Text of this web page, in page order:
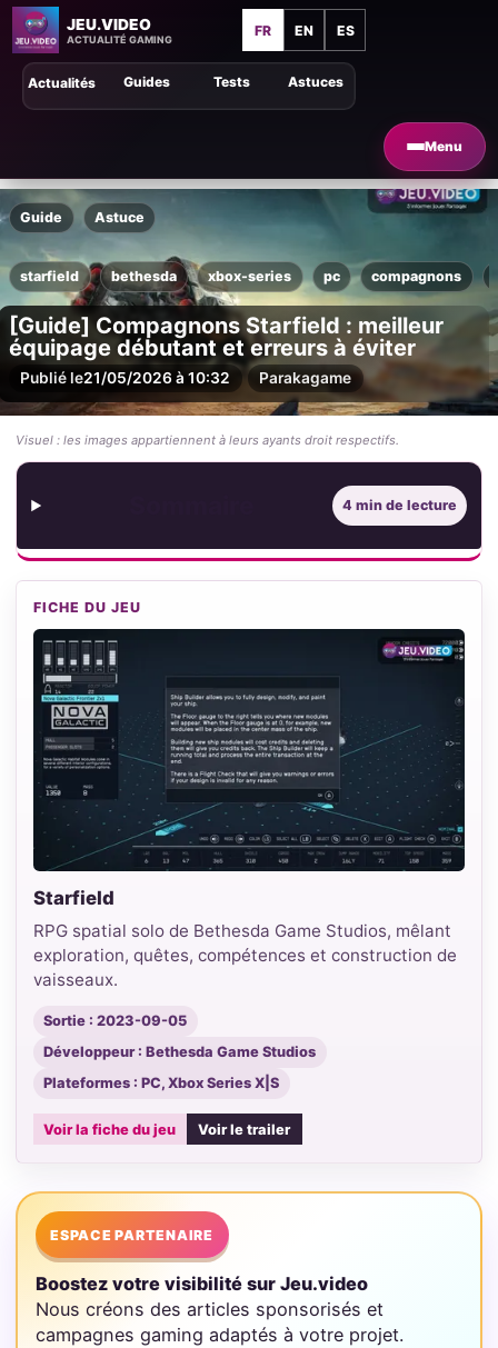
JEU.VIDEO
ACTUALITÉ GAMING
FR EN ES
Menu
Astuces
Guides Tests
Actualités
Guide Astuce
starfield bethesda xbox-series pc compagnons
[Guide] Compagnons Starfield : meilleur
équipage débutant et erreurs à éviter
Publié le21/05/2026 à 10:32 Parakagame
Visuel : les images appartiennent à leurs ayants droit respectifs.
4 min de lecture
FICHE DU JEU
Starfield
RPG spatial solo de Bethesda Game Studios, mêlant
exploration, quêtes, compétences et construction de
vaisseaux.
Sortie : 2023-09-05
Développeur : Bethesda Game Studios
Plateformes : PC, Xbox Series X|S
Voir la fiche du jeu Voir le trailer
ESPACE PARTENAIRE
Boostez votre visibilité sur Jeu.video
Nous créons des articles sponsorisés et
campagnes gaming adaptés à votre projet.